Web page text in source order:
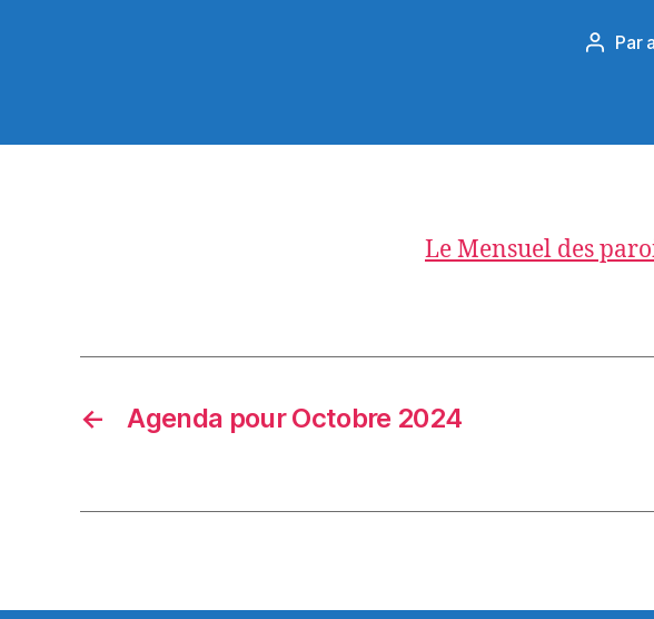
Auteur
Par
Le Mensuel des
← Agenda pour Octobre 2024